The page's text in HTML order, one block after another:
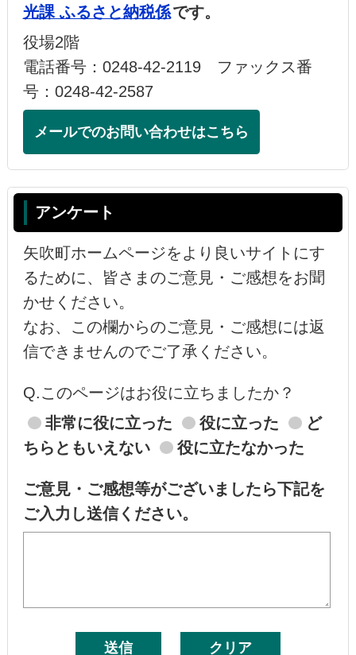
光課 ふるさと納税係です。
役場2階
電話番号：0248-42-2119 ファックス番
号：0248-42-2587
メールでのお問い合わせはこちら
アンケート
矢吹町ホームページをより良いサイトにす
るために、皆さまのご意見・ご感想をお聞
かせください。
なお、この欄からのご意見・ご感想には返
信できませんのでご了承ください。
Q.このページはお役に立ちましたか？
非常に役に立った
役に立った
ど
ちらともいえない
役に立たなかった
ご意見・ご感想等がございましたら下記を
ご入力し送信ください。